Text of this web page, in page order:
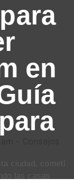
en
ciudad, cometí
las casas